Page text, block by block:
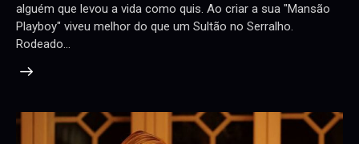
alguém que levou a vida como quis. Ao criar a sua "Mansão
Playboy" viveu melhor do que um Sultão no Serralho.
Rodeado…